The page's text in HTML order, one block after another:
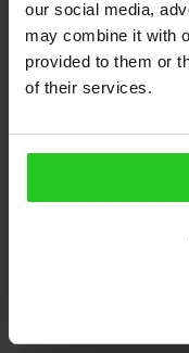
our social media,
may combine it with
provided to them or
of their services.